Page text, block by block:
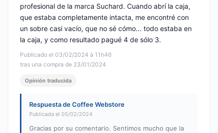
Publicado el 03/02/2024 à 11h46
tras una compra de 23/01/2024
profesional de la marca Suchard. Cuando abrí la caja,
que estaba completamente intacta, me encontré con
un sobre casi vacío, que no sé cómo... todo estaba en
la caja, y como resultado pagué 4 de sólo 3.
Opinión traducida
Respuesta de Coffee Webstore
Publicada el 05/02/2024
Gracias por su comentario. Sentimos mucho que la